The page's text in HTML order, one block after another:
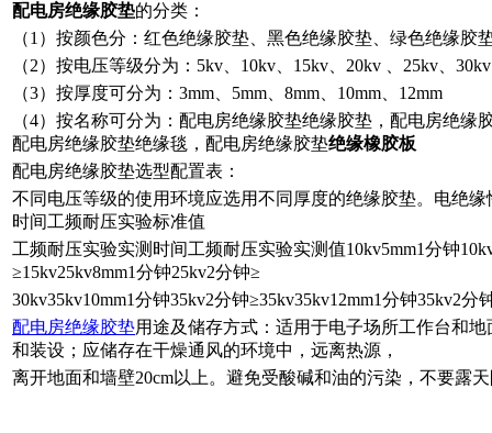
配电房绝缘胶垫的分类：
（1）按颜色分：红色绝缘胶垫、黑色绝缘胶垫、绿色绝缘胶
（2）按电压等级分为：5kv、10kv、15kv、20kv 、25kv、
（3）按厚度可分为：3mm、5mm、8mm、10mm、12mm
（4）按名称可分为：配电房绝缘胶垫绝缘胶垫，配电房绝缘
配电房绝缘胶垫绝缘毯，配电房绝缘胶垫绝缘橡胶板
配电房绝缘胶垫选型配置表：
不同电压等级的使用环境应选用不同厚度的绝缘胶垫。电绝
时间工频耐压实验标准值
工频耐压实验实测时间工频耐压实验实测值10kv5mm1分钟
≥15kv25kv8mm1分钟25kv2分钟≥
30kv35kv10mm1分钟35kv2分钟≥35kv35kv12mm1分钟35kv2分
配电房绝缘胶垫用途及储存方式：适用于电子场所工作台和
和装设；应储存在干燥通风的环境中，远离热源，
离开地面和墙壁20cm以上。避免受酸碱和油的污染，不要露